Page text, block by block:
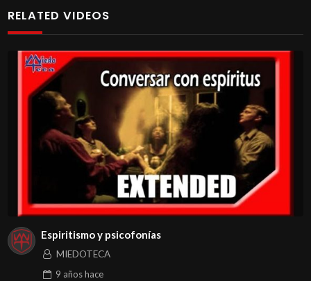
RELATED VIDEOS
Espiritismo y psicofonías
MIEDOTECA
9 añoshace